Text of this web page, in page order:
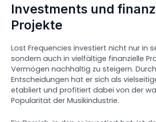
Investments und
Projekte
Lost Frequencies investiert nicht nur in
sondern auch in vielfältige finanzielle
Vermögen nachhaltig zu steigern.
Entscheidungen hat er sich als
etabliert und profitiert dabei von der
Popularität der Musikindustrie.